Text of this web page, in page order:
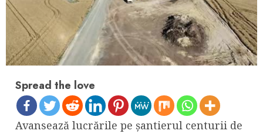
Spread the love
Avansează lucrările pe şantierul centurii de